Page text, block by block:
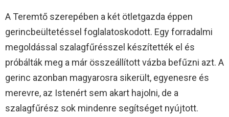
A Teremtő szerepében a két ötletgazda éppen
gerincbeültetéssel foglalatoskodott. Egy forradalmi
megoldással szalagfűrésszel készítették el és
próbálták meg a már összeállított vázba befűzni azt. A
gerinc azonban magyarosra sikerült, egyenesre és
merevre, az Istenért sem akart hajolni, de a
szalagfűrész sok mindenre segítséget nyújtott.